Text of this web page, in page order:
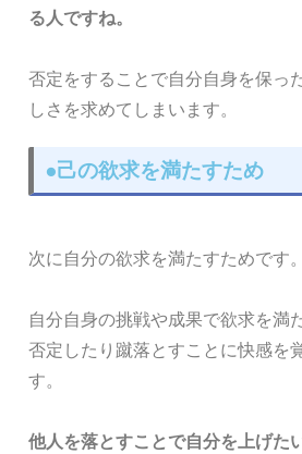
る人ですね。
否定をすることで自分自身を保っ
しさを求めてしまいます。
●己の欲求を満たすため
次に自分の欲求を満たすためです。
自分自身の挑戦や成果で欲求を満
否定したり蹴落とすことに快感を
す。
他人を落とすことで自分を上げた